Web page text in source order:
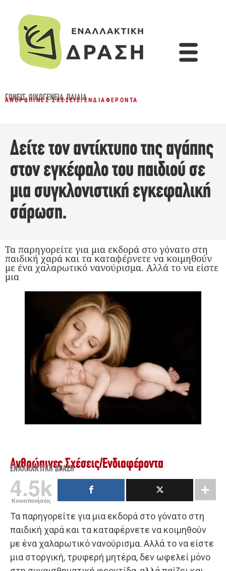
ΓΟΝΕΊΣ,ΟΙΚΟΓΈΝΕΙΑ,ΠΑΙΔΙΆ
ΑΝΘΡΏΠΙΝΕΣ ΣΧΈΣΕΙΣ/ΕΝΔΙΑΦΈΡΟΝΤΑ
Δείτε τον αντίκτυπο της αγάπης
στον εγκέφαλο του παιδιού σε
μια συγκλονιστική εγκεφαλική
σάρωση.
Τα παρηγορείτε για μια εκδορά στο γόνατο στη
παιδική χαρά και τα καταφέρνετε να κοιμηθούν
με ένα χαλαρωτικό νανούρισμα. Αλλά το να είστε
μια
Ανθρώπινες Σχέσεις/Ενδιαφέροντα
ΕΝΑΛΛΑΚΤΙΚΉ ΔΡΆΣΗ
4.5k
Κοινοποιήσεις
Τα παρηγορείτε για μια εκδορά στο γόνατο στη
παιδική χαρά και τα καταφέρνετε να κοιμηθούν
με ένα χαλαρωτικό νανούρισμα. Αλλά το να είστε
μια στοργική, τρυφερή μητέρα, δεν ωφελεί μόνο